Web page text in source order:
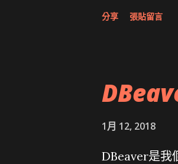
分享 張貼留言
1月 12, 2018
DBeaver是我